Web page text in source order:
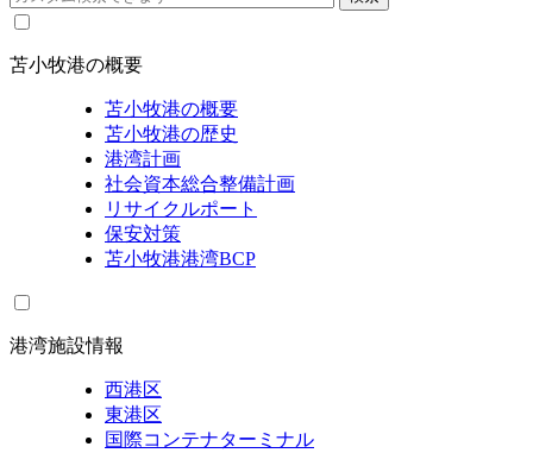
苫小牧港の概要
苫小牧港の概要
苫小牧港の歴史
港湾計画
社会資本総合整備計画
リサイクルポート
保安対策
苫小牧港港湾BCP
港湾施設情報
西港区
東港区
国際コンテナターミナル